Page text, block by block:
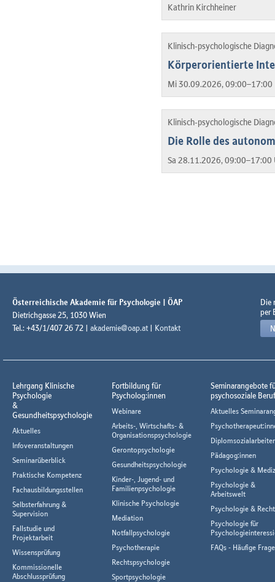
Kathrin Kirchheiner
Klinisch-psychologische
Körperorientierte
Mi 30.09.2026,
Klinisch-psychologische
Die Rolle des
Sa 28.11.2026,
Österreichische Akademie für Psychologie | ÖAP
Dietrichgasse 25, 1030 Wien
Tel.: +43/1/407 26 72 | akademie@oap.at | Kontakt
Die
per
Lehrgang Klinische
Psychologie
&
Gesundheitspsychologie
Aktuelles
Infoveranstaltungen
Seminarüberblick
Praktische Kompetenz
Fachausbildungsstellen
Selbsterfahrung &
Supervision
Fallstudie und
Projektarbeit
Wissensprüfung
Kommissionelle
Abschlussprüfung
Fortbildung für
Psycholog:innen
Webinare
Arbeits-, Wirtschafts- &
Organisationspsychologie
Gerontopsychologie
Gesundheitspsychologie
Kinder-, Jugend- und
Familienpsychologie
Klinische Psychologie
Mediation
Notfallpsychologie
Psychotherapie
Rechtspsychologie
Sportpsychologie
Seminarangebote
psychosoziale
Aktuelles
Pädagog:innen
Psychologie &
Psychologie &
Arbeitswelt
Psychologie & Recht
Psychologie für
FAQs - Häufige